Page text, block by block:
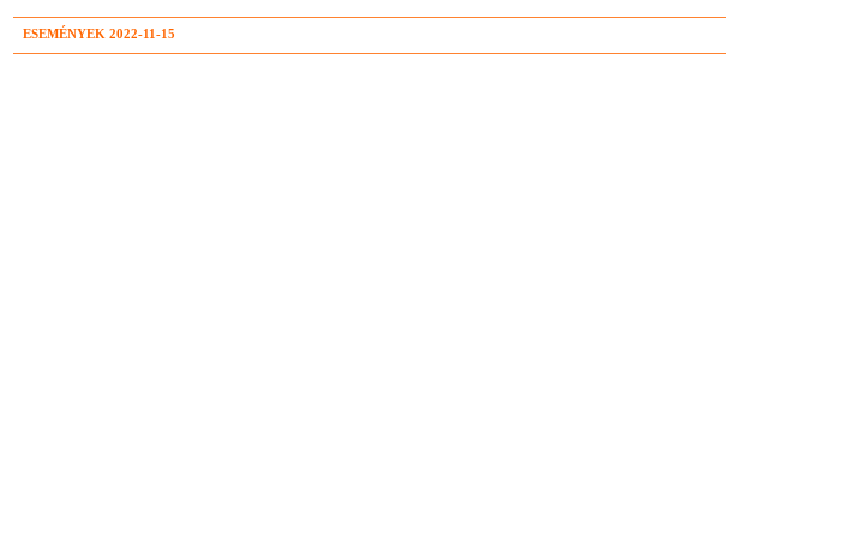
ESEMÉNYEK 2022-11-15